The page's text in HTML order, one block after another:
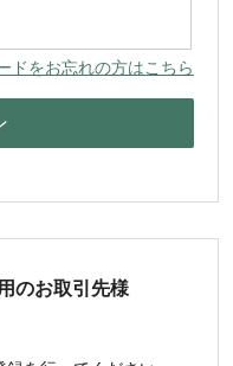
ドをお忘れの方はこちら
のお取引先様